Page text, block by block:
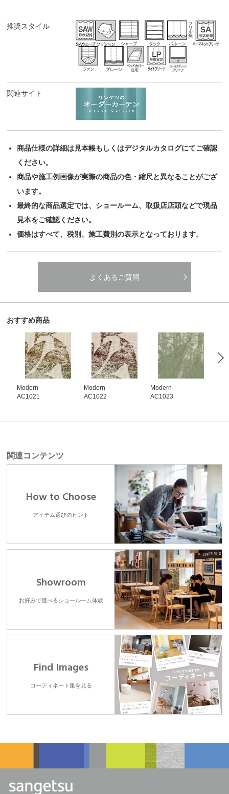
推奨スタイル
関連サイト
商品仕様の詳細は見本帳もしくはデジタルカタログにてご確認
ください。
商品や施工例画像が実際の商品の色・縮尺と異なることがござ
います。
最終的な商品選定では、ショールーム、取扱店店頭などで現品
見本をご確認ください。
価格はすべて、税別、施工費別の表示となっております。
よくあるご質問
おすすめ商品
Modern
AC1021
Modern
AC1022
Modern
AC1023
関連コンテンツ
How to Choose
アイテム選びのヒント
Showroom
お好みで選べるショールーム体験
Find Images
コーディネート集を見る